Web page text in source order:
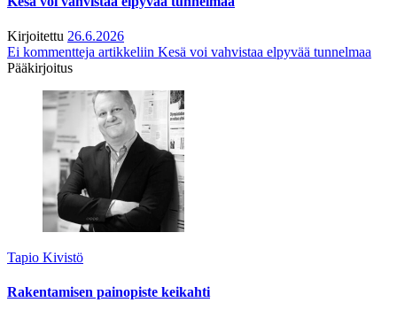
Kirjoitettu 26.6.2026
Ei kommentteja artikkeliin Kesä voi vahvistaa elpyvää tunnelmaa
Pääkirjoitus
Tapio Kivistö
Rakentamisen painopiste keikahti